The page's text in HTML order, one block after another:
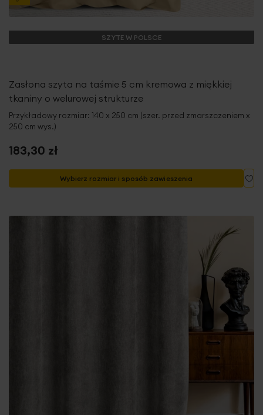
SZYTE W POLSCE
Zasłona szyta na taśmie 5 cm kremowa z miękkiej
tkaniny o welurowej strukturze
Przykładowy rozmiar: 140 x 250 cm (szer. przed zmarszczeniem x
250 cm wys.)
183,30 zł
Wybierz rozmiar i sposób zawieszenia